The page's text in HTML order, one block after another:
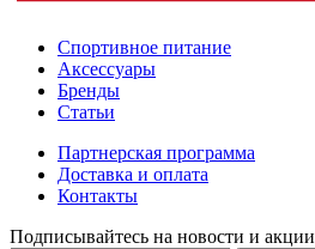
Спортивное питание
Аксессуары
Бренды
Статьи
Партнерская программа
Доставка и оплата
Контакты
Подписывайтесь на новости и акции